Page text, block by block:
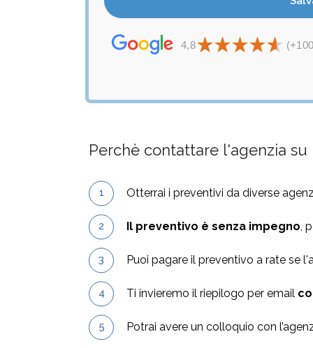
4,8
Perchè contattare l'agenzia su
Otterrai i preventivi da diverse
Il preventivo è senza impegno,
Puoi pagare il preventivo a rate se
Ti invieremo il riepilogo per email
Potrai avere un colloquio con